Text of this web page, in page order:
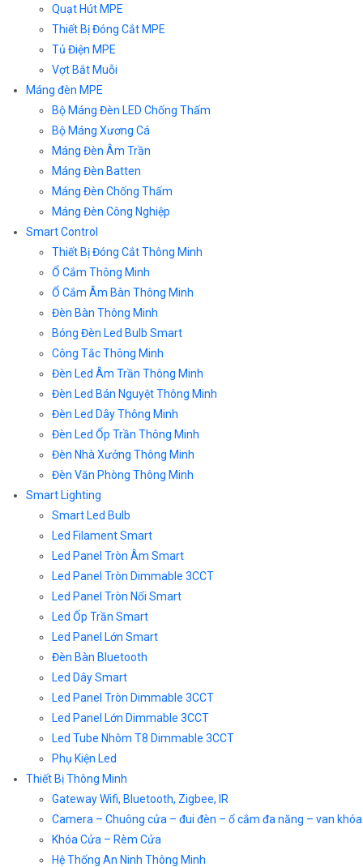
Quạt Hút MPE
Thiết Bị Đóng Cắt MPE
Tủ Điện MPE
Vợt Bắt Muỗi
Máng đèn MPE
Bộ Máng Đèn LED Chống Thấm
Bộ Máng Xương Cá
Máng Đèn Âm Trần
Máng Đèn Batten
Máng Đèn Chống Thấm
Máng Đèn Công Nghiệp
Smart Control
Thiết Bị Đóng Cắt Thông Minh
Ổ Cắm Thông Minh
Ổ Cắm Âm Bàn Thông Minh
Đèn Bàn Thông Minh
Bóng Đèn Led Bulb Smart
Công Tắc Thông Minh
Đèn Led Âm Trần Thông Minh
Đèn Led Bán Nguyệt Thông Minh
Đèn Led Dây Thông Minh
Đèn Led Ốp Trần Thông Minh
Đèn Nhà Xưởng Thông Minh
Đèn Văn Phòng Thông Minh
Smart Lighting
Smart Led Bulb
Led Filament Smart
Led Panel Tròn Âm Smart
Led Panel Tròn Dimmable 3CCT
Led Panel Tròn Nổi Smart
Led Ốp Trần Smart
Led Panel Lớn Smart
Đèn Bàn Bluetooth
Led Dây Smart
Led Panel Tròn Dimmable 3CCT
Led Panel Lớn Dimmable 3CCT
Led Tube Nhôm T8 Dimmable 3CCT
Phụ Kiện Led
Thiết Bị Thông Minh
Gateway Wifi, Bluetooth, Zigbee, IR
Camera – Chuông cửa – đui đèn – ổ cắm đa năng – van khóa
Khóa Cửa – Rèm Cửa
Hệ Thống An Ninh Thông Minh